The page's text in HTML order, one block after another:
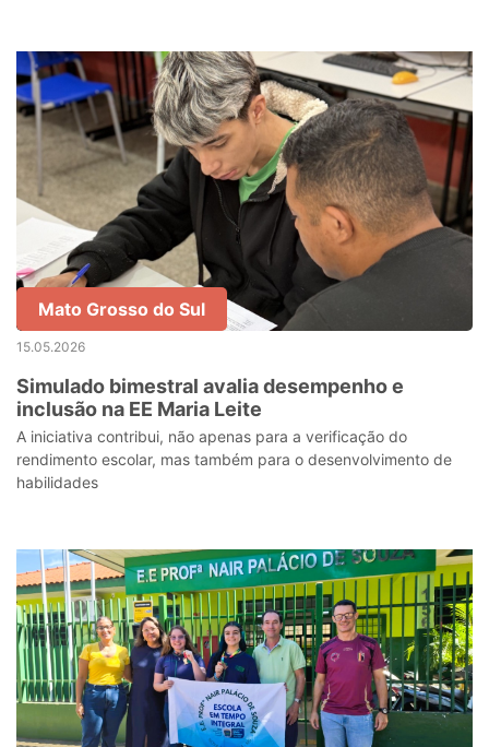
Mato Grosso do Sul
15.05.2026
Simulado bimestral avalia desempenho e
inclusão na EE Maria Leite
A iniciativa contribui, não apenas para a verificação do
rendimento escolar, mas também para o desenvolvimento de
habilidades